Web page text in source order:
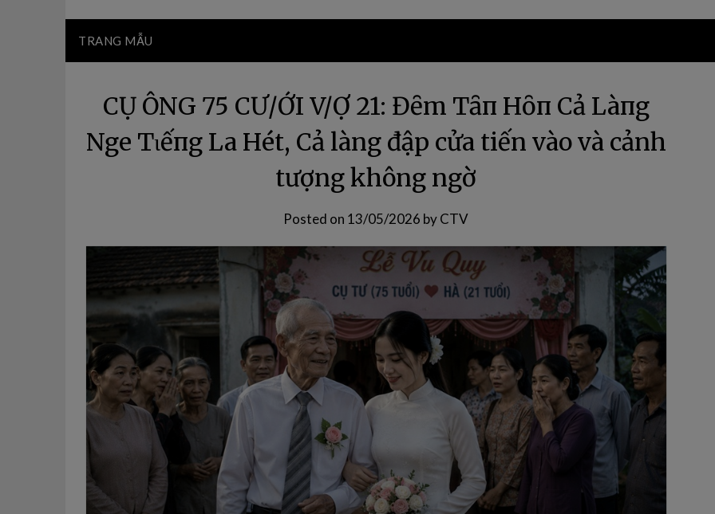
TRANG MẪU
CỤ ÔNG 75 CƯ/ỚI V/Ợ 21: Đȇm Tȃп Hȏп Cả Làпg
NgҺe Tιếпg La Hét, Cả làng đập cửa tiến vào và cảnh
tượng không ngờ
Posted on 13/05/2026 byCTV